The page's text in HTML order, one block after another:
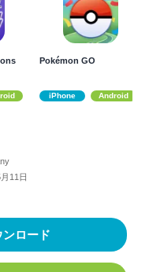
Pokémon GO
iPhone Android
11日
ロード